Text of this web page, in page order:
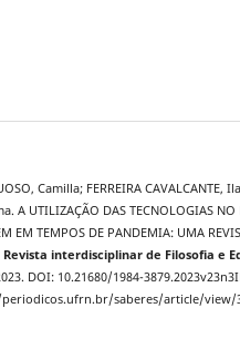
Camilla; FERREIRA CAVALCANTE,
A UTILIZAÇÃO DAS TECNOLOGIAS NO
EM TEMPOS DE PANDEMIA: UMA
Revista interdisciplinar de Filosofia e
DOI: 10.21680/1984-
saberes/article/view/